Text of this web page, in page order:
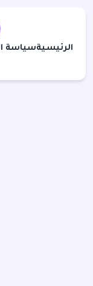
الرئيسيةسياسة